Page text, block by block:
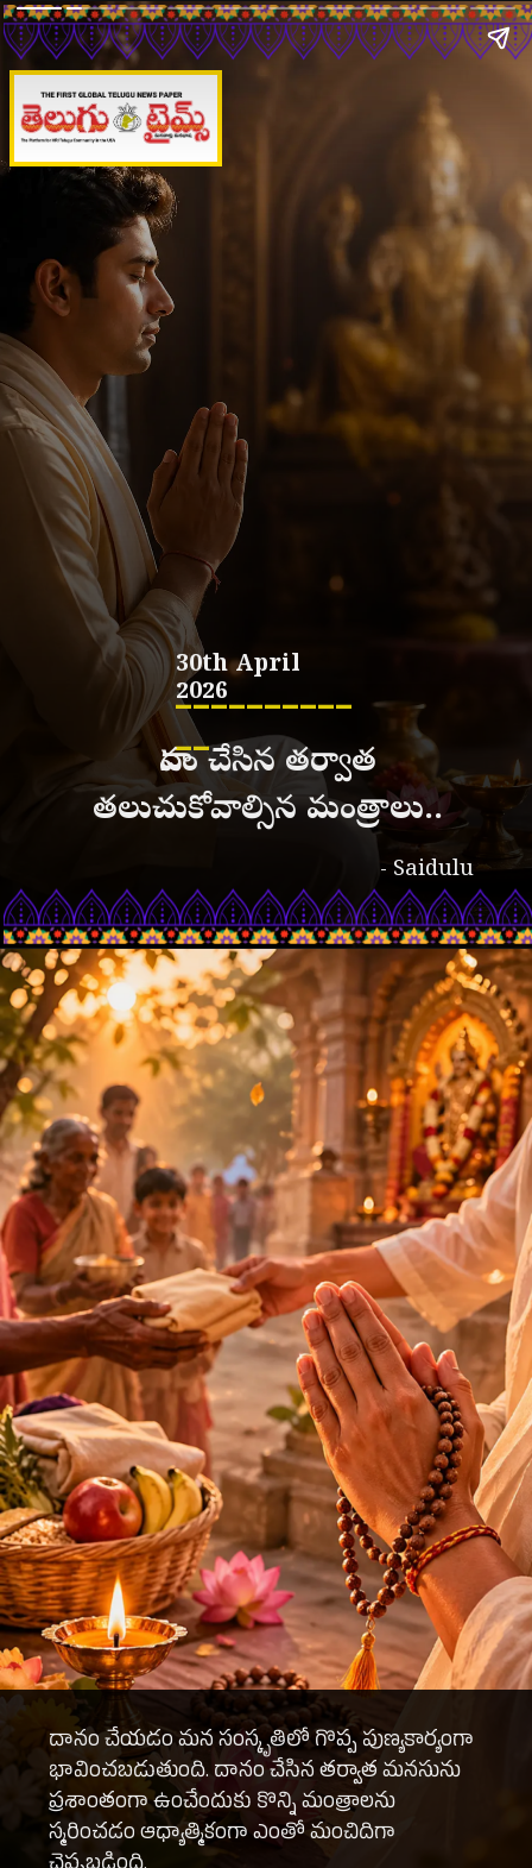
30th April
2026
__________
__
- Saidulu
దానం చేసిన తర్వాత
తలుచుకోవాల్సిన మంత్రాలు..
దానం చేయడం మన సంస్కృతిలో గొప్ప పుణ్యకార్యంగా
భావించబడుతుంది. దానం చేసిన తర్వాత మనసును
ప్రశాంతంగా ఉంచేందుకు కొన్ని మంత్రాలను
స్మరించడం ఆధ్యాత్మికంగా ఎంతో మంచిదిగా